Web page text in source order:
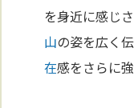
を身近に感じ
山の姿を広く
在感をさらに